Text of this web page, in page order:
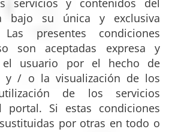
bajo su única y exclusiva
Las presentes condiciones
son aceptadas expresa y
el usuario por el hecho de
y / o la visualización de los
de los servicios
portal. Si estas condiciones
por otras en todo o